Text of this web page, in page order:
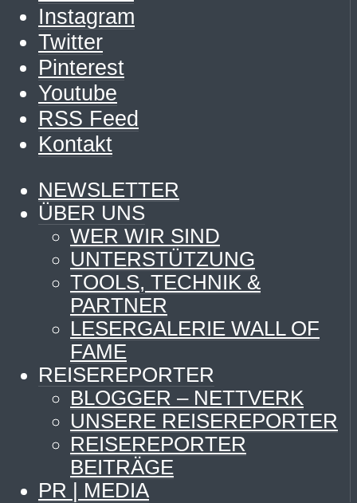
Instagram
Twitter
Pinterest
Youtube
RSS Feed
Kontakt
NEWSLETTER
ÜBER UNS
WER WIR SIND
UNTERSTÜTZUNG
TOOLS, TECHNIK &
PARTNER
LESERGALERIE WALL OF
FAME
REISEREPORTER
BLOGGER – NETTVERK
UNSERE REISEREPORTER
REISEREPORTER
BEITRÄGE
PR | MEDIA